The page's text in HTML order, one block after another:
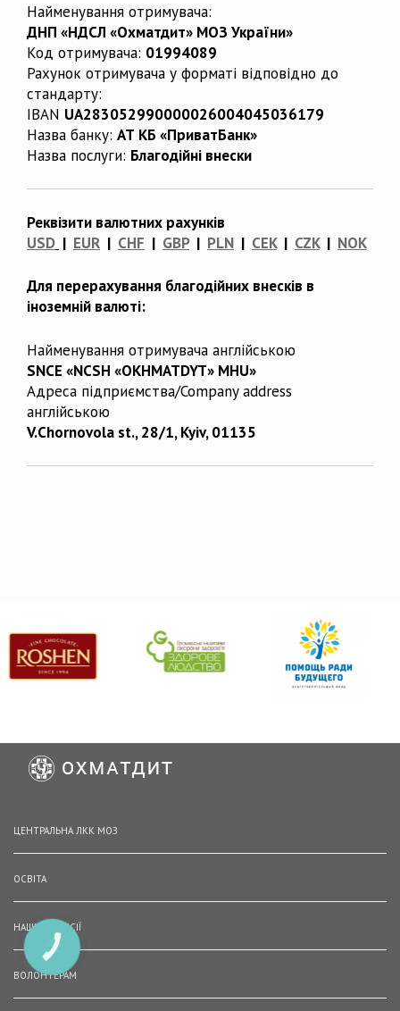
Найменування отримувача:
ДНП «НДСЛ «Охматдит» МОЗ України»
Код отримувача: 01994089
Рахунок отримувача у форматі відповідно до
стандарту:
IBAN UA283052990000026004045036179
Назва банку: АТ КБ «ПриватБанк»
Назва послуги: Благодійні внески
Реквізити валютних рахунків
USD | EUR | CHF | GBP| PLN | CEK| CZK| NOK
Для перерахування благодійних внесків в
іноземній валюті:
Найменування отримувача англійською
SNCE «NCSH «OKHMATDYT» MHU»
Адреса підприємства/Company address
англійською
V.Chornovola st., 28/1, Kyiv, 01135
ЦЕНТРАЛЬНА ЛКК МОЗ
ОСВІТА
НАШІ ВАКАНСІЇ
ВОЛОНТЕРАМ
КНОПКА
ЗВ'ЯЗКУ